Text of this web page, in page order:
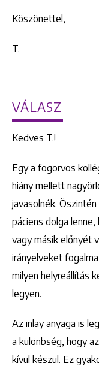
Köszönettel,
T.
VÁLASZ
Kedves T.!
Egy a fogorvos
hiány mellett
javasolnék.
páciens dolga
vagy másik előnyét
irányelveket
milyen helyreállítás
legyen.
Az inlay anyaga is
a különbség, hogy
kívül készül. Ez